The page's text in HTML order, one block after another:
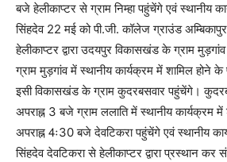
बजे हेलीकाप्टर से ग्राम निम्हा पहुंचेंगे एवं स्थानीय
सिंहदेव 22 मई को पी.जी. कॉलेज ग्राउंड
हेलीकाप्टर द्वारा उदयपुर विकासखंड के ग्राम
ग्राम मुड़गांव में स्थानीय कार्यक्रम में शामिल होने
इसी विकासखंड के ग्राम कुदरबसवार पहुंचेंगे।
अपराह्न 3 बजे ग्राम ललाति में स्थानीय कार्यक्रम
अपराह्न 4ः30 बजे देवटिकरा पहुंचेंगे एवं स्थानीय
सिंहदेव देवटिकरा से हेलीकाप्टर द्वारा प्रस्थान